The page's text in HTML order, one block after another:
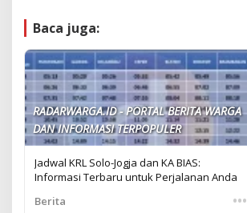
Baca juga:
RADARWARGA.ID - PORTAL BERITA WARGA
DAN INFORMASI TERPOPULER
Jadwal KRL Solo-Jogja dan KA BIAS:
Informasi Terbaru untuk Perjalanan Anda
Berita
•••